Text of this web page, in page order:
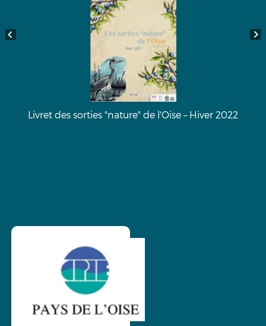
Livret des sorties "nature" de l'Oise – Hiver 2022